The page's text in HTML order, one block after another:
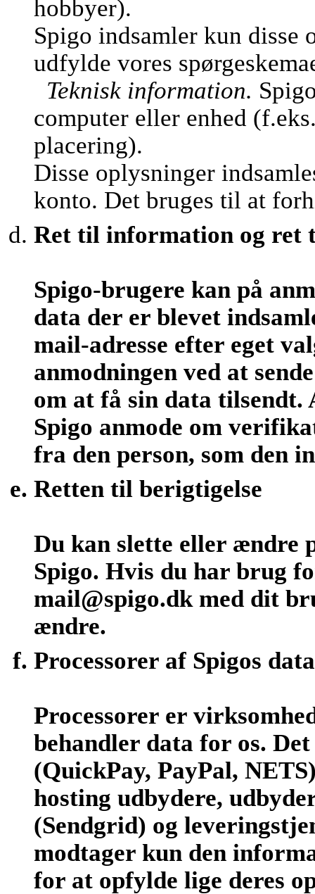
hobbyer).
Spigo indsamler kun
udfylde vores
Teknisk information.
computer eller enhed
placering).
Disse oplysninger
konto. Det bruges til at
Ret til information og ret
Spigo-brugere kan på
data der er blevet
mail-adresse efter eget
anmodningen ved at
om at få sin data tilsendt.
Spigo anmode om
fra den person, som den
Retten til berigtigelse
Du kan slette eller ændre
Spigo. Hvis du har brug
mail@spigo.dk med dit
ændre.
Processorer af Spigos data
Processorer er
behandler data for os.
(QuickPay, PayPal,
hosting udbydere,
(Sendgrid) og
modtager kun den
for at opfylde lige deres